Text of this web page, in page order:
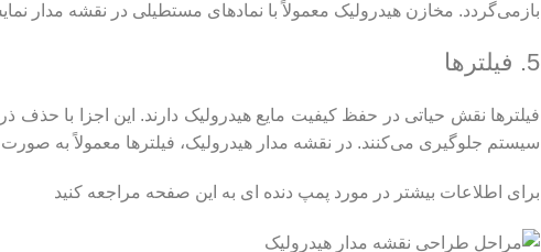
بازمی‌گردد. مخازن هیدرولیک معمولاً با نمادهای مستطیلی در نقشه مدار
5. فیلترها
فیلترها نقش حیاتی در حفظ کیفیت مایع هیدرولیک دارند. این اجزا با
سیستم جلوگیری می‌کنند. در نقشه مدار هیدرولیک، فیلترها معمولاً به
برای اطلاعات بیشتر در مورد پمپ دنده ای به این صفحه مراجعه کنید